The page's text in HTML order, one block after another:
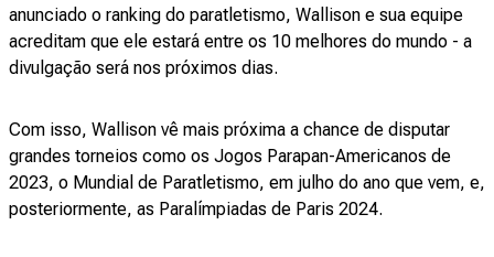
anunciado o ranking do paratletismo, Wallison e sua equipe
acreditam que ele estará entre os 10 melhores do mundo - a
divulgação será nos próximos dias.
Com isso, Wallison vê mais próxima a chance de disputar
grandes torneios como os Jogos Parapan-Americanos de
2023, o Mundial de Paratletismo, em julho do ano que vem, e,
posteriormente, as Paralímpiadas de Paris 2024.